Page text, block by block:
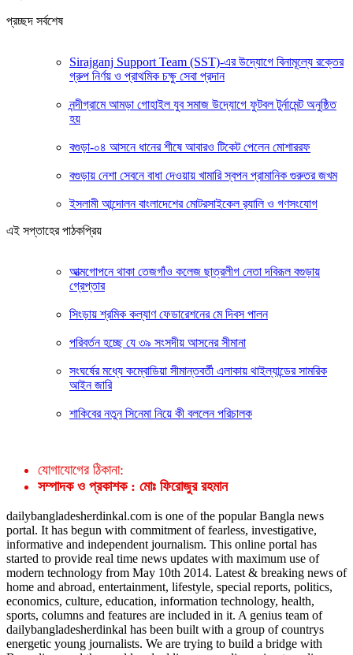
প্রচ্ছদ সর্বশেষ
Sirajganj Support Team (SST)-এর উদ্যোগে বিনামূল্যে রক্তের
গ্রুপ নির্ণয় ও প্রাথমিক চক্ষু সেবা প্রদান
নন্দীগ্রামে আমড়া গোহাইল যুব সমাজ উদ্যোগে ফুটবল টুর্নামেন্ট অনুষ্ঠিত
হয়
বগুড়া-০৪ আসনে ধানের শীষে আবারও টিকেট পেলেন মোশাররফ
বগুড়ায় নেশা সেবনে বাধা দেওয়ায় খামারি স্বপন প্রামানিক গুরুতর জখম
ইসলামী আন্দোলন বাংলাদেশের মোটরসাইকেল র‍্যালি ও গণসংযোগ
এই সপ্তাহের পাঠকপ্রিয়
আত্মগোপনে থাকা তেজগাঁও কলেজ ছাত্রলীগ নেতা দবিরূল বগুড়ায়
গ্রেপ্তার
সিংড়ায় শ্রমিক কল্যাণ ফেডারেশনের মে দিবস পালন
পরিবর্তন হচ্ছে যে ৩৯ সংসদীয় আসনের সীমানা
সংঘর্ষের মধ্যে কম্বোডিয়া সীমান্তবর্তী এলাকায় থাইল্যান্ডের সামরিক
আইন জারি
শাকিবের নতুন সিনেমা নিয়ে কী বললেন পরিচালক
যোগাযোগের ঠিকানা:
সম্পাদক ও প্রকাশক : মোঃ ফিরোজুর রহমান
dailybangladesherdinkal.com is one of the popular Bangla news
portal. It has begun with commitment of fearless, investigative,
informative and independent journalism. This online portal has
started to provide real time news updates with maximum use of
modern technology from May 10th 2014. Latest & breaking news of
home and abroad, entertainment, lifestyle, special reports, politics,
economics, culture, education, information technology, health,
sports, columns and features are included in it. A genius team of
dailybangladesherdinkal has been built with a group of countrys
energetic young journalists. We are trying to build a bridge with